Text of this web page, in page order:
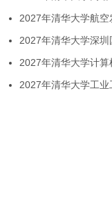
2027年清华大学航
2027年清华大学深
2027年清华大学计
2027年清华大学工